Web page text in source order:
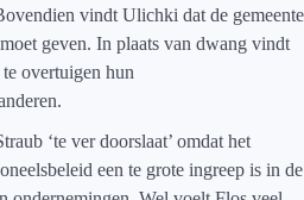
vindt Ulichki dat de gemeente
geven. In plaats van dwang vindt
overtuigen hun
‘te ver doorslaat’ omdat het
een te grote ingreep is in de